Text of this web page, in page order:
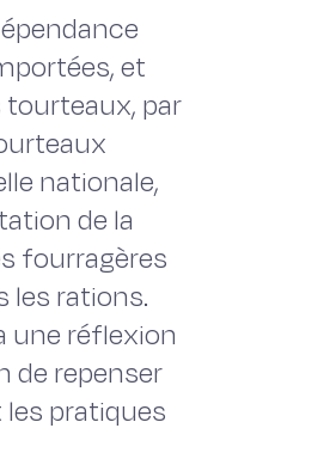
et
par
nationale,
de la
fourragères
les rations.
une réflexion
de repenser
pratiques